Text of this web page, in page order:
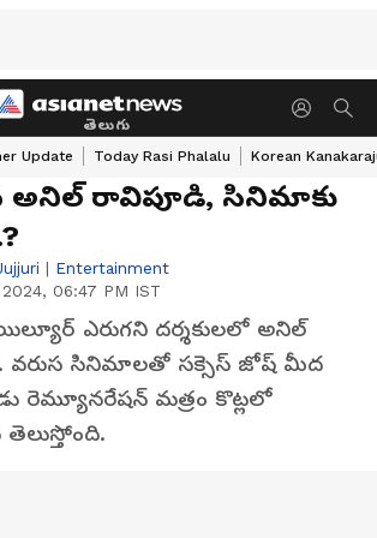
తెలుగు
Update Today Rasi Phalalu Korean
అనిల్ రావిపూడి, సినిమాకు
| Entertainment
06:47 PM IST
ఎరుగని దర్శకులలో అనిల్
వరుస సినిమాలతో సక్సెస్ జోష్ మీద
రెమ్యూనరేషన్ మత్రం కొట్లలో
తెలుస్తోంది.